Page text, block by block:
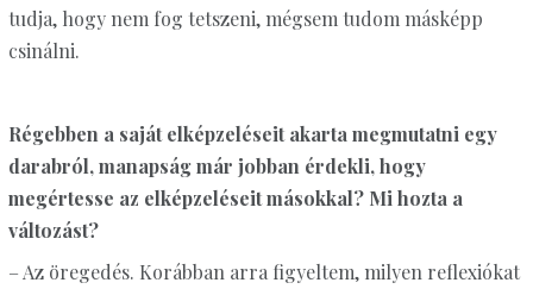
tudja, hogy nem fog tetszeni, mégsem tudom másképp
csinálni.
Régebben a saját elképzeléseit akarta megmutatni egy
darabról, manapság már jobban érdekli, hogy
megértesse az elképzeléseit másokkal? Mi hozta a
változást?
– Az öregedés. Korábban arra figyeltem, milyen reflexiókat